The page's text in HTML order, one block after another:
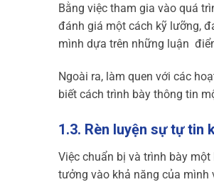
Bằng việc tham gia vào quá
đánh giá một cách kỹ lưỡng,
mình dựa trên những luận
Ngoài ra, làm quen với các
biết cách trình bày thông tin
1.3. Rèn luyện sự tự
Việc chuẩn bị và trình bày
tưởng vào khả năng của